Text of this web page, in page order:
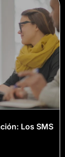
Los SMS